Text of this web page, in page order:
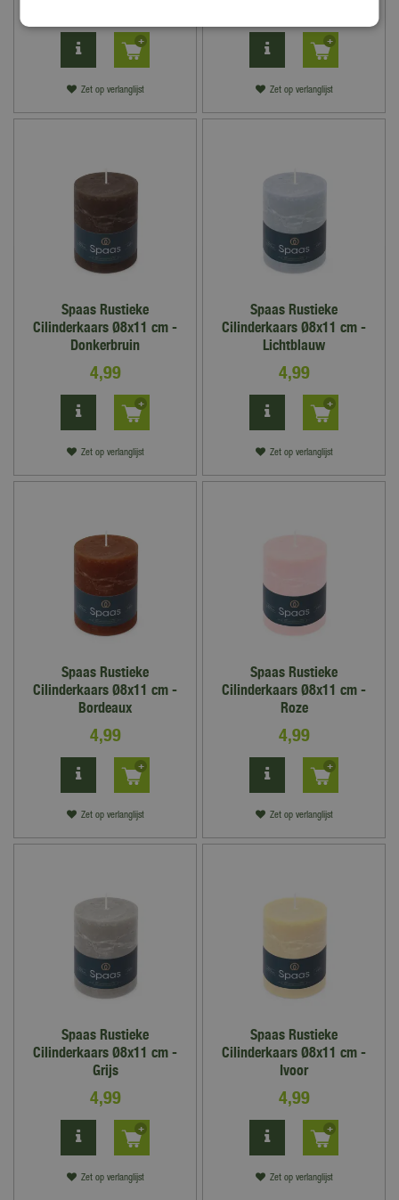
Zet op verlanglijst Zet op verlanglijst
Spaas Rustieke
Cilinderkaars Ø8x11 cm -
Donkerbruin
4,99
Zet op verlanglijst
Spaas Rustieke
Cilinderkaars Ø8x11 cm -
Lichtblauw
4,99
Zet op verlanglijst
Spaas Rustieke
Cilinderkaars Ø8x11 cm -
Bordeaux
4,99
Zet op verlanglijst
Spaas Rustieke
Cilinderkaars Ø8x11 cm -
Roze
4,99
Zet op verlanglijst
Spaas Rustieke
Cilinderkaars Ø8x11 cm -
Grijs
4,99
Zet op verlanglijst
Spaas Rustieke
Cilinderkaars Ø8x11 cm -
Ivoor
4,99
Zet op verlanglijst